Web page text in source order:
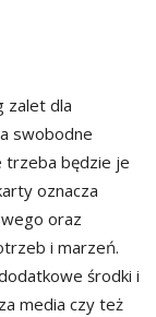
zalet dla
swobodne
trzeba będzie je
oznacza
oraz
i marzeń.
środki i
media czy też